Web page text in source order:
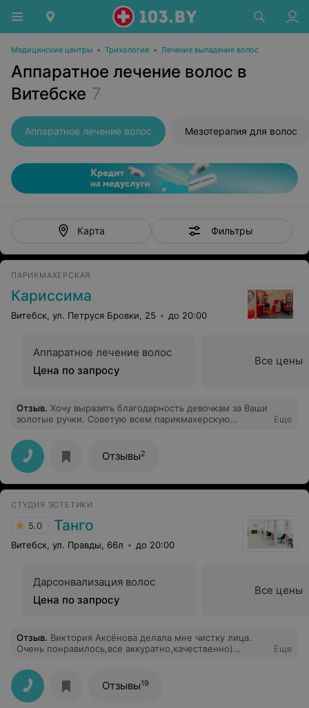
Медицинские центры • Трихология • Лечение выпадения волос
Аппаратное лечение волос в
Витебске 7
Аппаратное лечение волос Мезотерапия для волос
Карта Фильтры
ПАРИКМАХЕРСКАЯ
Кариссима
Витебск, ул. Петруся Бровки, 25 до 20:00
Аппаратное лечение волос
Цена по запросу
Все цены
Отзыв. Хочу выразить благодарность девочкам за Ваши
золотые ручки. Советую всем парикмахерскую
Супранович за качественно проделанную работу!
Еще
Отзывы2
СТУДИЯ ЭСТЕТИКИ
5.0 Танго
Витебск, ул. Правды, 66л до 20:00
Дарсонвализация волос
Цена по запросу
Все цены
Отзыв. Виктория Аксёнова делала мне чистку лица.
Очень понравилось,все аккуратно,качественно)
объяснила) Спасибо большое, я осталась довольна.
Еще
Отзывы19